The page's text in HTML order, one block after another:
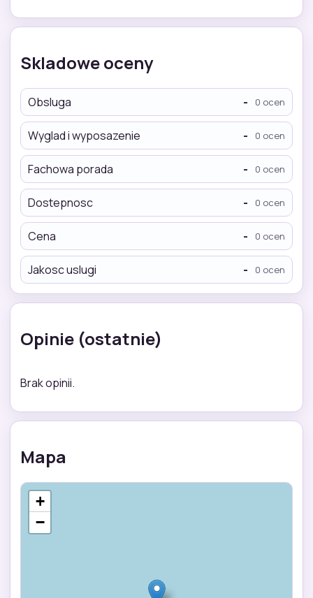
Skladowe oceny
Obsluga - 0 ocen
Wyglad i wyposazenie - 0 ocen
Fachowa porada - 0 ocen
Dostepnosc - 0 ocen
Cena - 0 ocen
Jakosc uslugi - 0 ocen
Opinie (ostatnie)
Brak opinii.
Mapa
+
−